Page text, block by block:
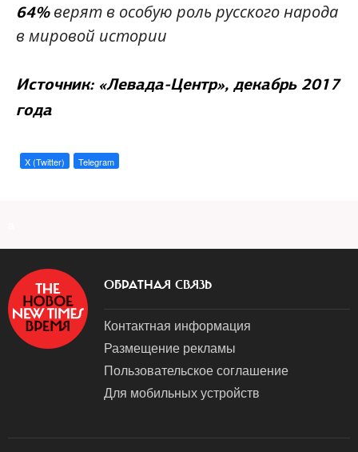
64%верят в особую роль русского народа
в мировой истории
Источник: «Левада-Центр», декабрь 2017
года
X (Twitter) Telegram
ОБРАТНАЯ СВЯЗЬ
Контактная информация
Размещение рекламы
Пользовательское соглашение
Для мобильных устройств